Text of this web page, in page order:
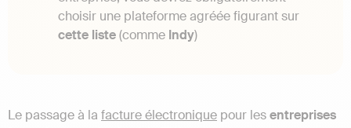
choisir une plateforme agréée figurant sur
cette liste(comme Indy)
Le passage à la facture électronique pour lesentreprises